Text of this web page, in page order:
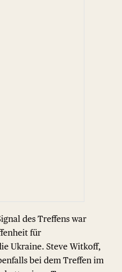
des Treffens war
für
Ukraine. Steve Witkoff,
bei dem Treffen im